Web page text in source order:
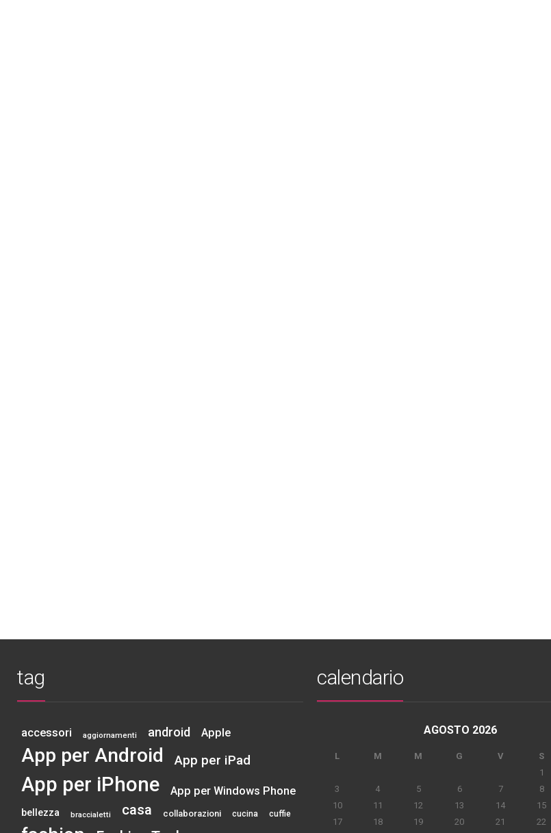
tag
accessori aggiornamenti android Apple
App per Android App per iPad
App per iPhone App per Windows Phone
bellezza braccialetti casa collaborazioni cucina cuffie
calendario
AGOSTO 2026
L M M G V S
1
3
4 5 6 7 8
10
11 12 13 14 15
17
18 19 20 21 22